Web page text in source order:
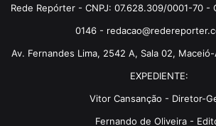
Rede Repórter - CNPJ: 07.628.309/0001-70
0146 -
Av. Fernandes Lima, 2542 A, Sala 02,
EXPEDIENTE:
Vitor Cansanção - Diretor-
Fernando de Oliveira -